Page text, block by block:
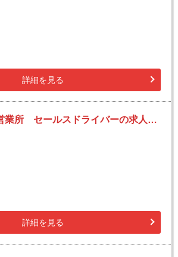
詳細を見る
佐川急便 城北営業所 セールスドライバーの求人！安定収入と働きがい！大手の佐川急便で長期的に活躍できるチャンス♪
詳細を見る